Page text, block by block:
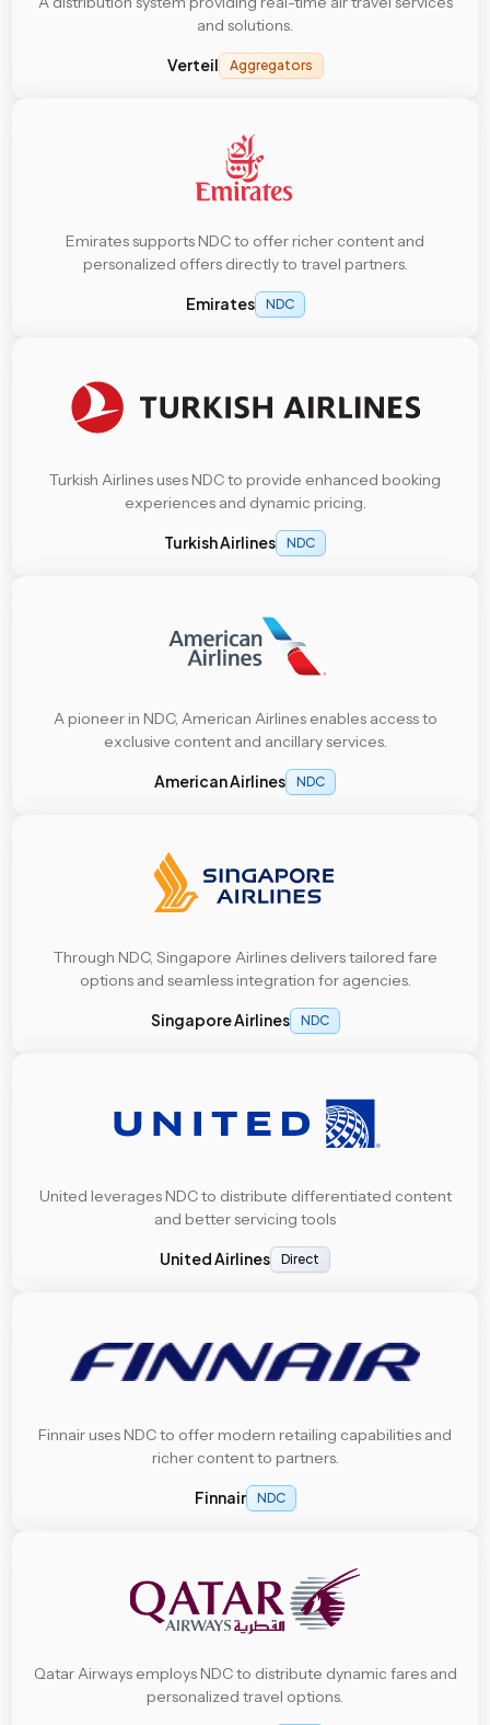
and solutions.
Verteil Aggregators
Emirates supports NDC to offer richer content and
personalized offers directly to travel partners.
Emirates NDC
Turkish Airlines uses NDC to provide enhanced booking
experiences and dynamic pricing.
Turkish Airlines NDC
A pioneer in NDC, American Airlines enables access to
exclusive content and ancillary services.
American Airlines NDC
Through NDC, Singapore Airlines delivers tailored fare
options and seamless integration for agencies.
Singapore Airlines NDC
United leverages NDC to distribute differentiated content
and better servicing tools
United Airlines Direct
Finnair uses NDC to offer modern retailing capabilities and
richer content to partners.
Finnair NDC
Qatar Airways employs NDC to distribute dynamic fares and
personalized travel options.